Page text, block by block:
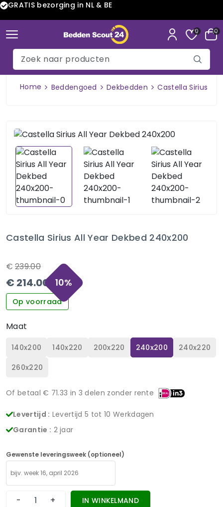
GRATIS bezorging in NL & BE
0 0
Home Beddengoed Dekbedden Castella Sirius All
Castella Sirius All Year Dekbed 240x200
€ 239.00
€ 214.00 10%
Op voorraad
Maat
140x200 140x220 200x220 240x200
240x220
260x220
Of betaal € 71.33 in 3 delen zonder rente
Levertijd : Levertijd 5 tot 10 Werkdagen
Garantie : 2 jaar
Gewenste leveringsweek (optioneel)
- + IN WINKELMAND